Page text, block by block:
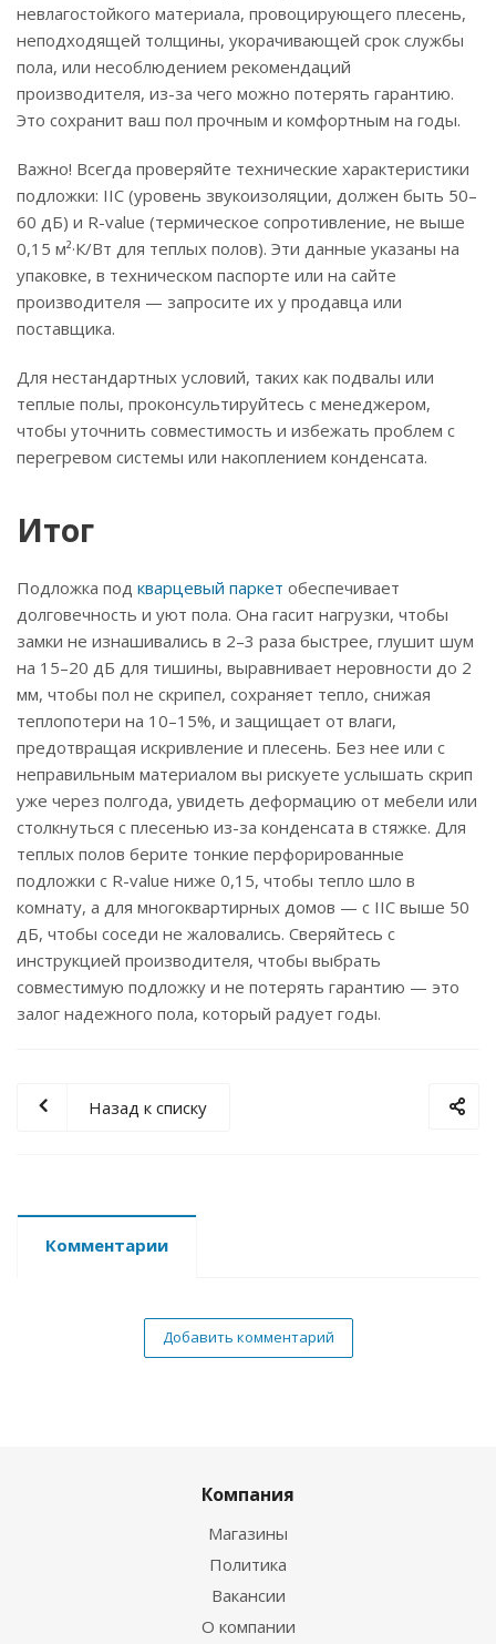
невлагостойкого материала, провоцирующего плесень,
неподходящей толщины, укорачивающей срок службы
пола, или несоблюдением рекомендаций
производителя, из-за чего можно потерять гарантию.
Это сохранит ваш пол прочным и комфортным на годы.
Важно! Всегда проверяйте технические характеристики
подложки: IIC (уровень звукоизоляции, должен быть 50–
60 дБ) и R-value (термическое сопротивление, не выше
0,15 м²·К/Вт для теплых полов). Эти данные указаны на
упаковке, в техническом паспорте или на сайте
производителя — запросите их у продавца или
поставщика.
Для нестандартных условий, таких как подвалы или
теплые полы, проконсультируйтесь с менеджером,
чтобы уточнить совместимость и избежать проблем с
перегревом системы или накоплением конденсата.
Итог
Подложка под кварцевый паркет обеспечивает
долговечность и уют пола. Она гасит нагрузки, чтобы
замки не изнашивались в 2–3 раза быстрее, глушит шум
на 15–20 дБ для тишины, выравнивает неровности до 2
мм, чтобы пол не скрипел, сохраняет тепло, снижая
теплопотери на 10–15%, и защищает от влаги,
предотвращая искривление и плесень. Без нее или с
неправильным материалом вы рискуете услышать скрип
уже через полгода, увидеть деформацию от мебели или
столкнуться с плесенью из-за конденсата в стяжке. Для
теплых полов берите тонкие перфорированные
подложки с R-value ниже 0,15, чтобы тепло шло в
комнату, а для многоквартирных домов — с IIC выше 50
дБ, чтобы соседи не жаловались. Сверяйтесь с
инструкцией производителя, чтобы выбрать
совместимую подложку и не потерять гарантию — это
залог надежного пола, который радует годы.
Назад к списку
Комментарии
Добавить комментарий
Компания
Магазины
Политика
Вакансии
О компании